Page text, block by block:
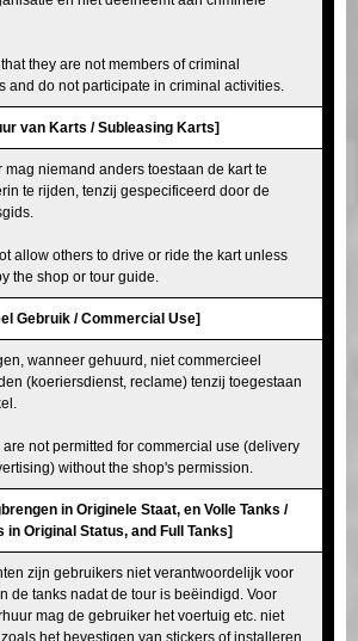
they are not members of criminal
and do not participate in criminal activities.
van Karts / Subleasing Karts]
mag niemand anders toestaan de kart te
te rijden, tenzij gespecificeerd door de
allow others to drive or ride the kart unless
the shop or tour guide.
Gebruik / Commercial Use]
wanneer gehuurd, niet commercieel
(koeriersdienst, reclame) tenzij toegestaan
are not permitted for commercial use (delivery
without the shop's permission.
in Originele Staat, en Volle Tanks /
in Original Status, and Full Tanks]
zijn gebruikers niet verantwoordelijk voor
de tanks nadat de tour is beëindigd. Voor
mag de gebruiker het voertuig etc. niet
het bevestigen van stickers of installeren